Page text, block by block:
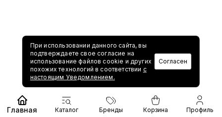
При использовании данного сайта, вы
подтверждаете свое согласие на
использование файлов cookie и других
похожих технологий в соответствии с
настоящим Уведомлением.
Согласен
Главная Каталог Бренды Корзина Профиль